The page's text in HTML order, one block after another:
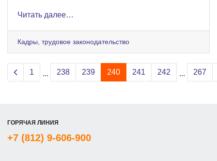
Читать далее…
Кадры, трудовое законодательство
Previous page
1 ... 238 239 240 241 242 ... 267
ГОРЯЧАЯ ЛИНИЯ
+7 (812) 9-606-900